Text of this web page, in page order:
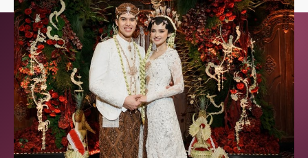
Cosmo Magazine Indonesiamenyajikan kombinasi segar
antara dunia kecantikan, gaya hidup modern, perkembangan
teknologi, dan inspirasi karier, semuanya dikemas ringan,